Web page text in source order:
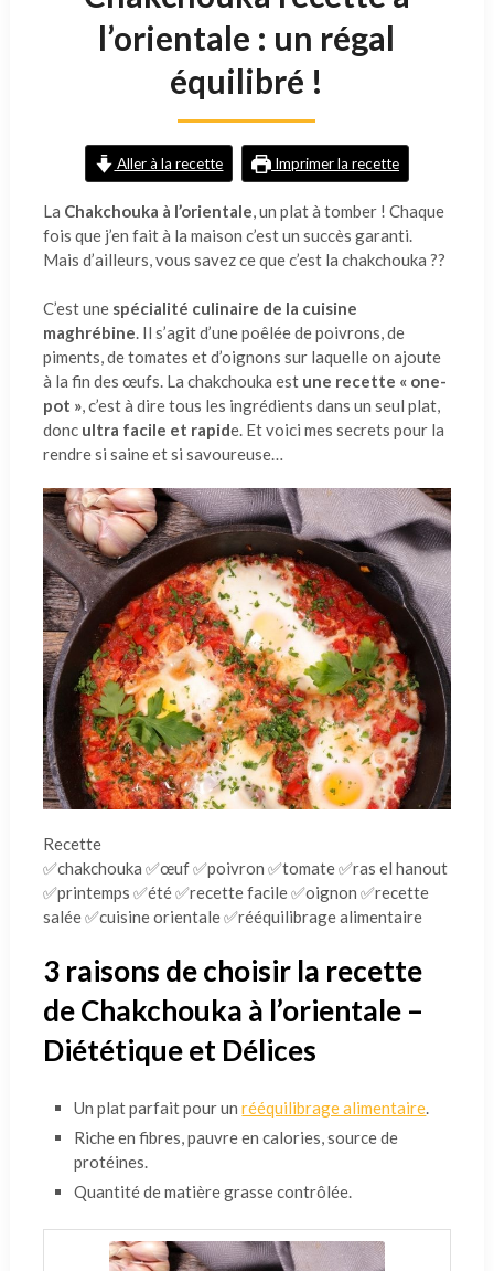
l’orientale : un régal
équilibré !
Aller à la recette Imprimer la recette
La Chakchouka à l’orientale, un plat à tomber ! Chaque
fois que j’en fait à la maison c’est un succès garanti.
Mais d’ailleurs, vous savez ce que c’est la chakchouka ??
C’est une spécialité culinaire de la cuisine
maghrébine. Il s’agit d’une poêlée de poivrons, de
piments, de tomates et d’oignons sur laquelle on ajoute
à la fin des œufs. La chakchouka est une recette « one-
pot », c’est à dire tous les ingrédients dans un seul plat,
donc ultra facile et rapide. Et voici mes secrets pour la
rendre si saine et si savoureuse…
Recette
✅chakchouka ✅œuf ✅poivron ✅tomate ✅ras el hanout
✅printemps ✅été ✅recette facile ✅oignon ✅recette
salée ✅cuisine orientale ✅rééquilibrage alimentaire
3 raisons de choisir la recette
de Chakchouka à l’orientale –
Diététique et Délices
Un plat parfait pour unrééquilibrage alimentaire
Riche en fibres, pauvre en calories, source de
protéines.
Quantité de matière grasse contrôlée.